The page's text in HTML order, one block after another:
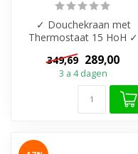
✓ Douchekraan met
Thermostaat 15 HoH ✓
Cool-touch ✓ Beschikbaar
in 7 kleuren ✓ M...
349,69 289,00
3 a 4 dagen